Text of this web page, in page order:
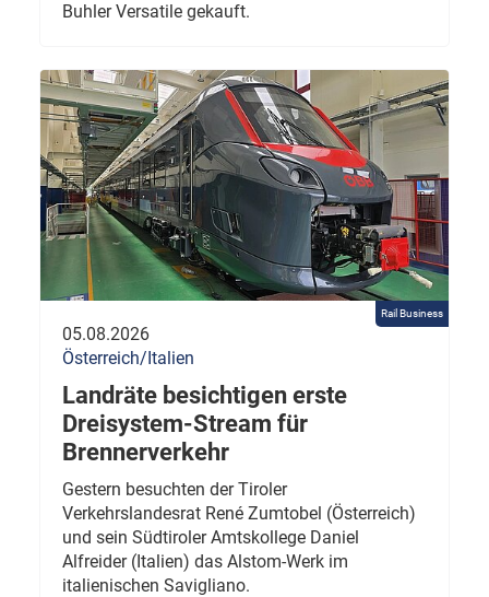
Buhler Versatile gekauft.
Rail Business
05.08.2026
Österreich/Italien
Landräte besichtigen erste
Dreisystem-Stream für
Brennerverkehr
Gestern besuchten der Tiroler
Verkehrslandesrat René Zumtobel (Österreich)
und sein Südtiroler Amtskollege Daniel
Alfreider (Italien) das Alstom-Werk im
italienischen Savigliano.